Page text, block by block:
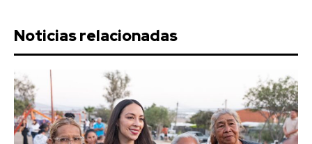
Noticias relacionadas